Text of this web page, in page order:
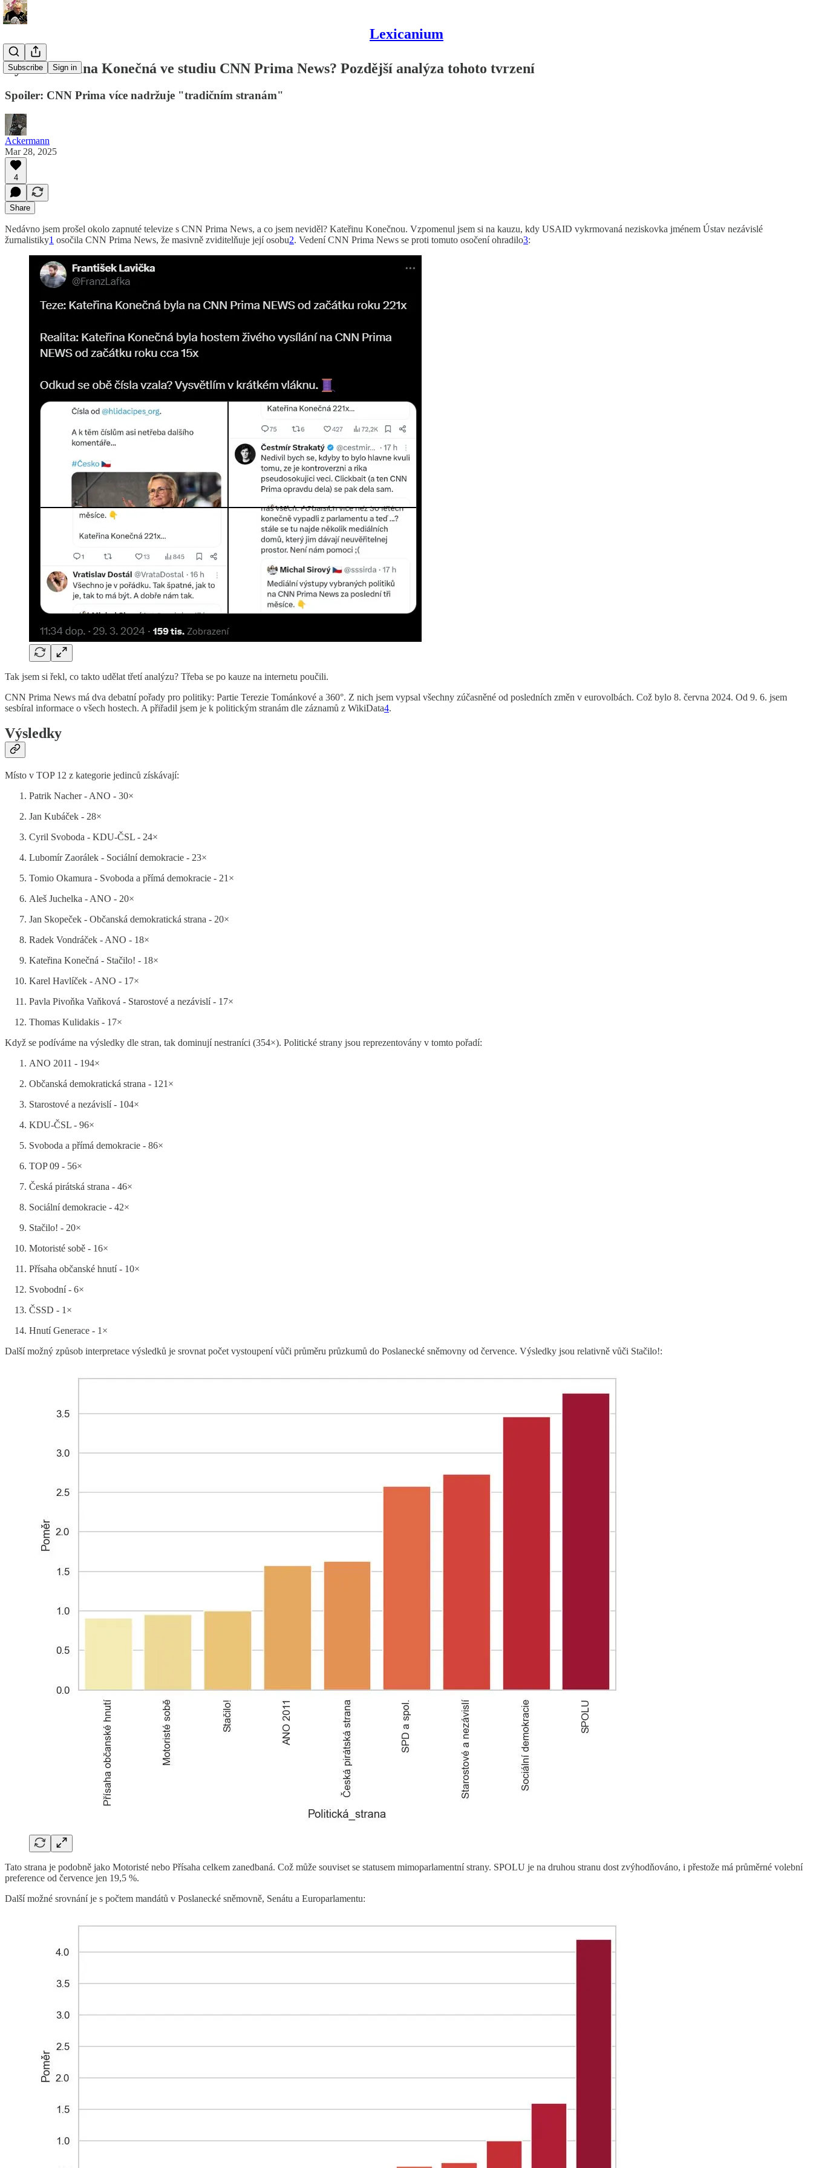
Lexicanium
Subscribe Sign in
Bydlí Kateřina Konečná ve studiu CNN Prima News? Pozdější analýza tohoto tvrzení
Spoiler: CNN Prima více nadržuje "tradičním stranám"
Ackermann
Mar 28, 2025
4
Share
Nedávno jsem prošel okolo zapnuté televize s CNN Prima News, a co jsem neviděl? Kateřinu Konečnou. Vzpomenul jsem si na kauzu, kdy USAID vykrmovaná neziskovka jménem Ústav nezávislé
žurnalistiky1 osočila CNN Prima News, že masivně zviditelňuje její osobu2. Vedení CNN Prima News se proti tomuto osočení ohradilo3:
Tak jsem si řekl, co takto udělat třetí analýzu? Třeba se po kauze na internetu poučili.
CNN Prima News má dva debatní pořady pro politiky: Partie Terezie Tománkové a 360°. Z nich jsem vypsal všechny zúčasněné od posledních změn v eurovolbách. Což bylo 8. června 2024. Od 9. 6. jsem
sesbíral informace o všech hostech. A přiřadil jsem je k politickým stranám dle záznamů z WikiData4.
Výsledky
Místo v TOP 12 z kategorie jedinců získávají:
Patrik Nacher - ANO - 30×
Jan Kubáček - 28×
Cyril Svoboda - KDU-ČSL - 24×
Lubomír Zaorálek - Sociální demokracie - 23×
Tomio Okamura - Svoboda a přímá demokracie - 21×
Aleš Juchelka - ANO - 20×
Jan Skopeček - Občanská demokratická strana - 20×
Radek Vondráček - ANO - 18×
Kateřina Konečná - Stačilo! - 18×
Karel Havlíček - ANO - 17×
Pavla Pivoňka Vaňková - Starostové a nezávislí - 17×
Thomas Kulidakis - 17×
Když se podíváme na výsledky dle stran, tak dominují nestraníci (354×). Politické strany jsou reprezentovány v tomto pořadí:
ANO 2011 - 194×
Občanská demokratická strana - 121×
Starostové a nezávislí - 104×
KDU-ČSL - 96×
Svoboda a přímá demokracie - 86×
TOP 09 - 56×
Česká pirátská strana - 46×
Sociální demokracie - 42×
Stačilo! - 20×
Motoristé sobě - 16×
Přísaha občanské hnutí - 10×
Svobodní - 6×
ČSSD - 1×
Hnutí Generace - 1×
Další možný způsob interpretace výsledků je srovnat počet vystoupení vůči průměru průzkumů do Poslanecké sněmovny od července. Výsledky jsou relativně vůči Stačilo!:
Tato strana je podobně jako Motoristé nebo Přísaha celkem zanedbaná. Což může souviset se statusem mimoparlamentní strany. SPOLU je na druhou stranu dost zvýhodňováno, i přestože má průměrné volební
preference od července jen 19,5 %.
Další možné srovnání je s počtem mandátů v Poslanecké sněmovně, Senátu a Europarlamentu: